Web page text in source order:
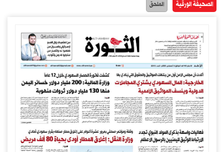
الصحيفة الورقية الملحق